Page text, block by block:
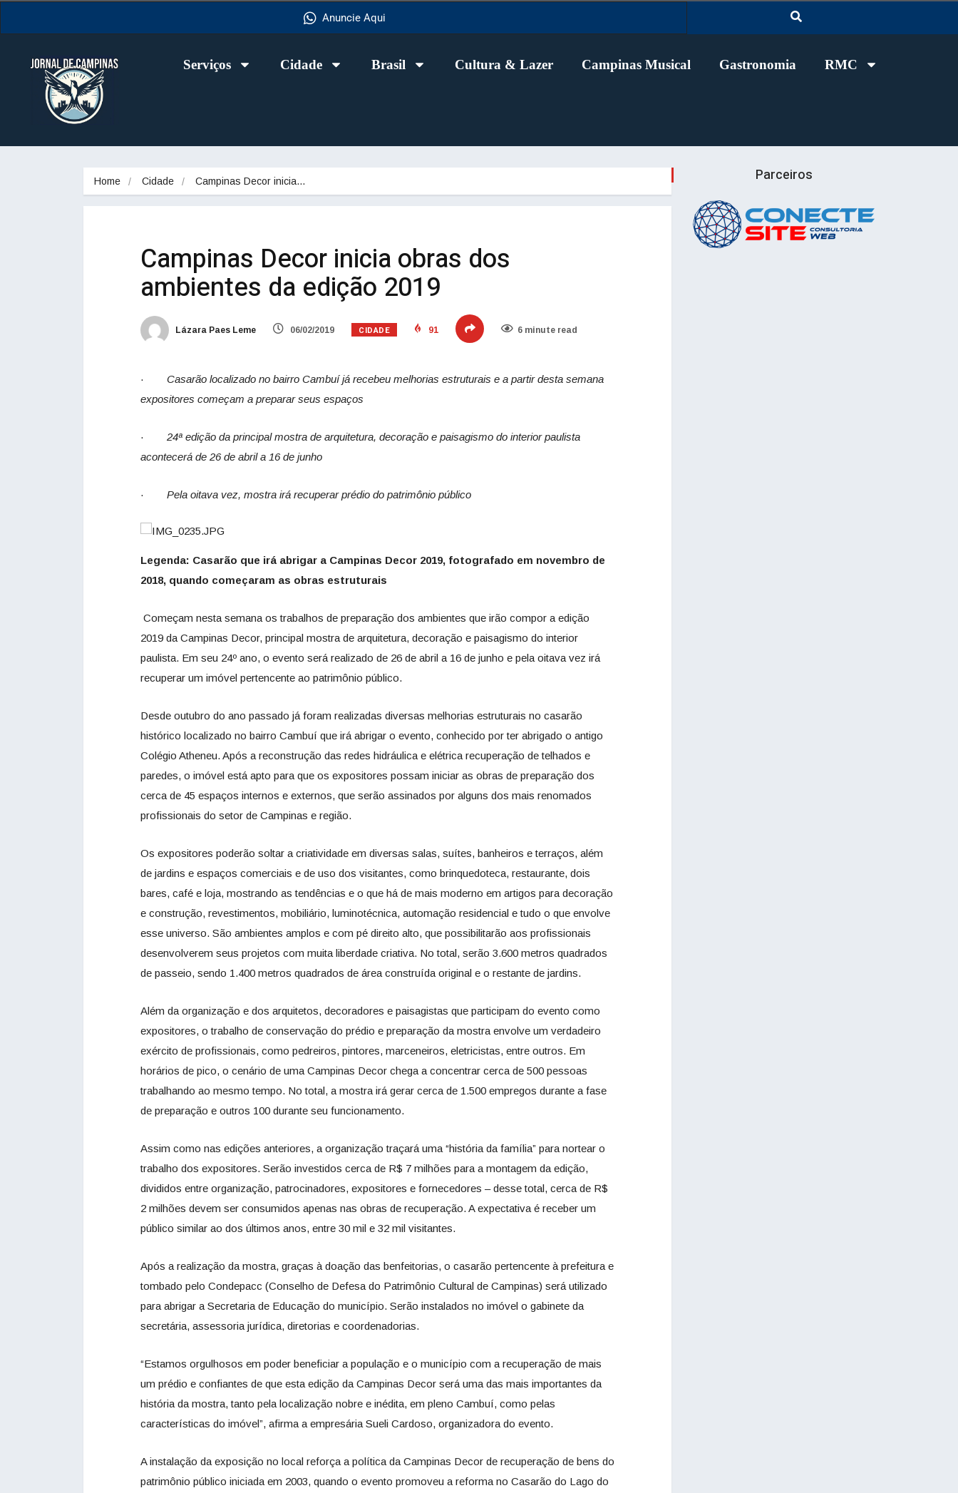
Anuncie Aqui
Serviços Cidade Brasil Cultura & Lazer Campinas Musical Gastronomia RMC
Home Cidade Campinas Decor inicia…
Campinas Decor inicia obras dos
ambientes da edição 2019
Lázara Paes Leme 06/02/2019 CIDADE 91 6 minute read
· Casarão localizado no bairro Cambuí já recebeu melhorias estruturais e a partir desta semana
expositores começam a preparar seus espaços
· 24ª edição da principal mostra de arquitetura, decoração e paisagismo do interior paulista
acontecerá de 26 de abril a 16 de junho
· Pela oitava vez, mostra irá recuperar prédio do patrimônio público
Legenda: Casarão que irá abrigar a Campinas Decor 2019, fotografado em novembro de
2018, quando começaram as obras estruturais
Começam nesta semana os trabalhos de preparação dos ambientes que irão compor a edição
2019 da Campinas Decor, principal mostra de arquitetura, decoração e paisagismo do interior
paulista. Em seu 24º ano, o evento será realizado de 26 de abril a 16 de junho e pela oitava vez irá
recuperar um imóvel pertencente ao patrimônio público.
Desde outubro do ano passado já foram realizadas diversas melhorias estruturais no casarão
histórico localizado no bairro Cambuí que irá abrigar o evento, conhecido por ter abrigado o antigo
Colégio Atheneu. Após a reconstrução das redes hidráulica e elétrica recuperação de telhados e
paredes, o imóvel está apto para que os expositores possam iniciar as obras de preparação dos
cerca de 45 espaços internos e externos, que serão assinados por alguns dos mais renomados
profissionais do setor de Campinas e região.
Os expositores poderão soltar a criatividade em diversas salas, suítes, banheiros e terraços, além
de jardins e espaços comerciais e de uso dos visitantes, como brinquedoteca, restaurante, dois
bares, café e loja, mostrando as tendências e o que há de mais moderno em artigos para decoração
e construção, revestimentos, mobiliário, luminotécnica, automação residencial e tudo o que envolve
esse universo. São ambientes amplos e com pé direito alto, que possibilitarão aos profissionais
desenvolverem seus projetos com muita liberdade criativa. No total, serão 3.600 metros quadrados
de passeio, sendo 1.400 metros quadrados de área construída original e o restante de jardins.
Além da organização e dos arquitetos, decoradores e paisagistas que participam do evento como
expositores, o trabalho de conservação do prédio e preparação da mostra envolve um verdadeiro
exército de profissionais, como pedreiros, pintores, marceneiros, eletricistas, entre outros. Em
horários de pico, o cenário de uma Campinas Decor chega a concentrar cerca de 500 pessoas
trabalhando ao mesmo tempo. No total, a mostra irá gerar cerca de 1.500 empregos durante a fase
de preparação e outros 100 durante seu funcionamento.
Assim como nas edições anteriores, a organização traçará uma “história da família” para nortear o
trabalho dos expositores. Serão investidos cerca de R$ 7 milhões para a montagem da edição,
divididos entre organização, patrocinadores, expositores e fornecedores – desse total, cerca de R$
2 milhões devem ser consumidos apenas nas obras de recuperação. A expectativa é receber um
público similar ao dos últimos anos, entre 30 mil e 32 mil visitantes.
Após a realização da mostra, graças à doação das benfeitorias, o casarão pertencente à prefeitura e
tombado pelo Condepacc (Conselho de Defesa do Patrimônio Cultural de Campinas) será utilizado
para abrigar a Secretaria de Educação do município. Serão instalados no imóvel o gabinete da
secretária, assessoria jurídica, diretorias e coordenadorias.
“Estamos orgulhosos em poder beneficiar a população e o município com a recuperação de mais
um prédio e confiantes de que esta edição da Campinas Decor será uma das mais importantes da
história da mostra, tanto pela localização nobre e inédita, em pleno Cambuí, como pelas
características do imóvel”, afirma a empresária Sueli Cardoso, organizadora do evento.
A instalação da exposição no local reforça a política da Campinas Decor de recuperação de bens do
patrimônio público iniciada em 2003, quando o evento promoveu a reforma no Casarão do Lago do
Parceiros